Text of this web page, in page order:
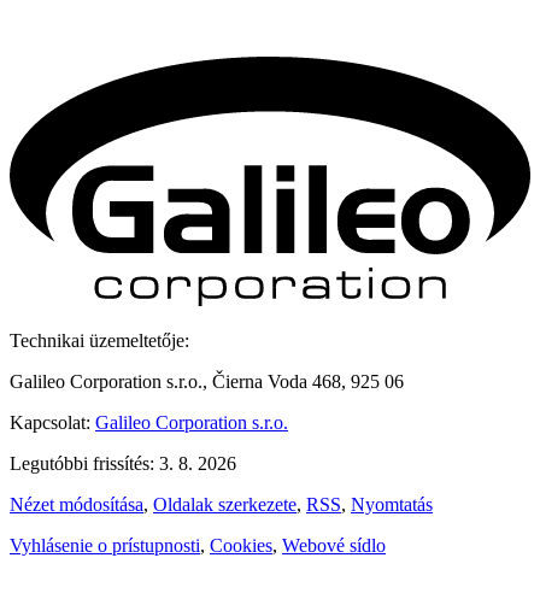
Technikai üzemeltetője:
Galileo Corporation s.r.o., Čierna Voda 468, 925 06
Kapcsolat: Galileo Corporation s.r.o.
Legutóbbi frissítés: 3. 8. 2026
Nézet módosítása, Oldalak szerkezete, RSS, Nyomtatás
Vyhlásenie o prístupnosti, Cookies, Webové sídlo